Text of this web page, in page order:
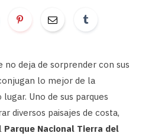
no deja de sorprender con sus
lo mejor de la
Uno de sus parques
diversos paisajes de costa,
Parque Nacional Tierra del